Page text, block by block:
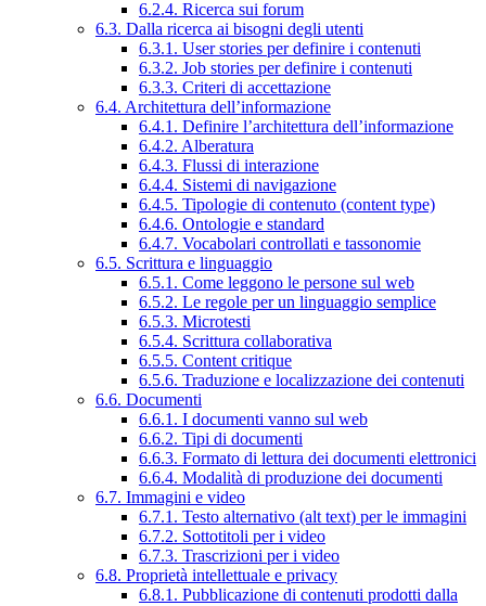
6.2.4. Ricerca sui forum
6.3. Dalla ricerca ai bisogni degli utenti
6.3.1. User stories per definire i contenuti
6.3.2. Job stories per definire i contenuti
6.3.3. Criteri di accettazione
6.4. Architettura dell’informazione
6.4.1. Definire l’architettura dell’informazione
6.4.2. Alberatura
6.4.3. Flussi di interazione
6.4.4. Sistemi di navigazione
6.4.5. Tipologie di contenuto (content type)
6.4.6. Ontologie e standard
6.4.7. Vocabolari controllati e tassonomie
6.5. Scrittura e linguaggio
6.5.1. Come leggono le persone sul web
6.5.2. Le regole per un linguaggio semplice
6.5.3. Microtesti
6.5.4. Scrittura collaborativa
6.5.5. Content critique
6.5.6. Traduzione e localizzazione dei contenuti
6.6. Documenti
6.6.1. I documenti vanno sul web
6.6.2. Tipi di documenti
6.6.3. Formato di lettura dei documenti elettronici
6.6.4. Modalità di produzione dei documenti
6.7. Immagini e video
6.7.1. Testo alternativo (alt text) per le immagini
6.7.2. Sottotitoli per i video
6.7.3. Trascrizioni per i video
6.8. Proprietà intellettuale e privacy
6.8.1. Pubblicazione di contenuti prodotti dalla